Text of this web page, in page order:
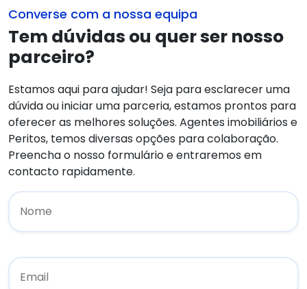
Converse com a nossa equipa
Tem dúvidas ou quer ser nosso
parceiro?
Estamos aqui para ajudar! Seja para esclarecer uma
dúvida ou iniciar uma parceria, estamos prontos para
oferecer as melhores soluções. Agentes imobiliários e
Peritos, temos diversas opções para colaboração.
Preencha o nosso formulário e entraremos em
contacto rapidamente.